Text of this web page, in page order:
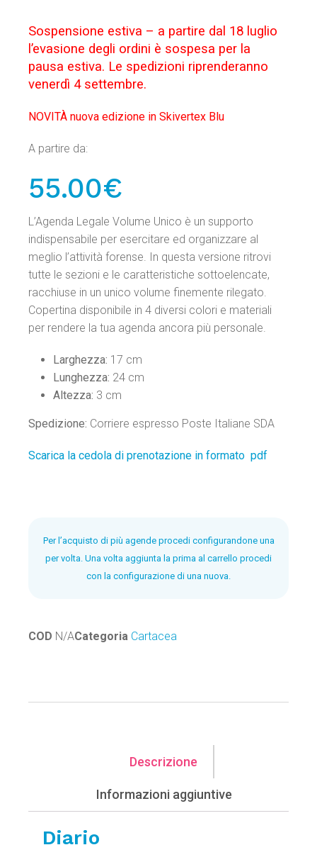
Sospensione estiva – a partire dal 18 luglio
l’evasione degli ordini è sospesa per la
pausa estiva. Le spedizioni riprenderanno
venerdì 4 settembre.
NOVITÀ nuova edizione in Skivertex Blu
A partire da:
55.00€
L’Agenda Legale Volume Unico è un supporto
indispensabile per esercitare ed organizzare al
meglio l’attività forense. In questa versione ritrovi
tutte le sezioni e le caratteristiche sottoelencate,
racchiuse in un unico volume finemente rilegato.
Copertina disponibile in 4 diversi colori e materiali
per rendere la tua agenda ancora più personale.
Larghezza: 17 cm
Lunghezza: 24 cm
Altezza: 3 cm
Spedizione: Corriere espresso Poste Italiane SDA
Scarica la cedola di prenotazione in formato pdf
Per l’acquisto di più agende procedi configurandone una
per volta. Una volta aggiunta la prima al carrello procedi
con la configurazione di una nuova.
COD N/ACategoria Cartacea
Descrizione
Informazioni aggiuntive
Diario